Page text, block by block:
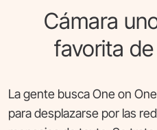
Cámara
favorita
La gente busca One on
para desplazarse por las